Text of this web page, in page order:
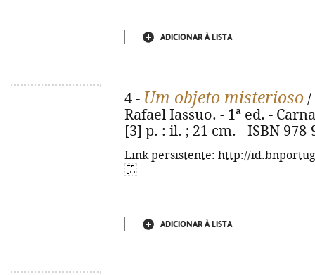
ADICIONAR À LISTA
4 - Um objeto misterioso /
Rafael Iassuo. - 1ª ed. -
[3] p. : il. ; 21 cm. - ISBN 978-
Link persistente: http://
ADICIONAR À LISTA